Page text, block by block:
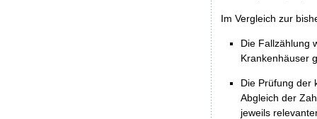
Im Vergleich zur
Die Fallzählung
Krankenhäuser
Die Prüfung der
Abgleich der
jeweils